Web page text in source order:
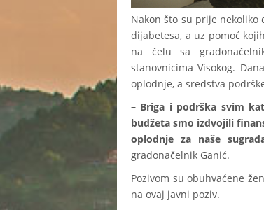
Nakon što su prije
dijabetesa, a uz pomoć
na čelu sa
stanovnicima Visokog.
oplodnje, a sredstva
– Briga i podrška svim
budžeta smo izdvojili
oplodnje za naše
gradonačelnik Ganić.
Pozivom su obuhvaćene
na ovaj javni poziv.